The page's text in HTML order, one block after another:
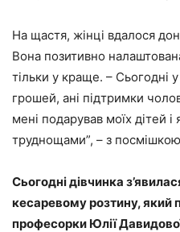
На щастя, жінці вдалося
Вона позитивно
тільки у краще. – Сьогодні
грошей, ані підтримки
мені подарував моїх дітей
труднощами”, – з
Сьогодні дівчинка
кесаревому розтину, який
професорки Юлії